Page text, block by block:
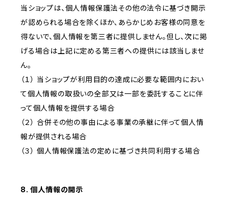
当ショップは、個人情報保護法その他の法令に基づき開示
が認められる場合を除くほか、あらかじめお客様の同意を
得ないで、個人情報を第三者に提供しません。但し、次に掲
げる場合は上記に定める第三者への提供には該当しませ
ん。
（１） 当ショップが利用目的の達成に必要な範囲内におい
て個人情報の取扱いの全部又は一部を委託することに伴
って個人情報を提供する場合
（２） 合併その他の事由による事業の承継に伴って個人情
報が提供される場合
（３） 個人情報保護法の定めに基づき共同利用する場合
8. 個人情報の開示